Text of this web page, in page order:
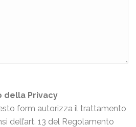
della Privacy
form autorizza il trattamento
dell’art. 13 del Regolamento